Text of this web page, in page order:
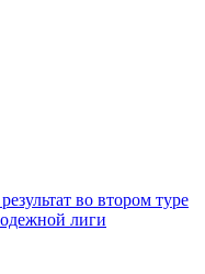
во втором туре
лиги